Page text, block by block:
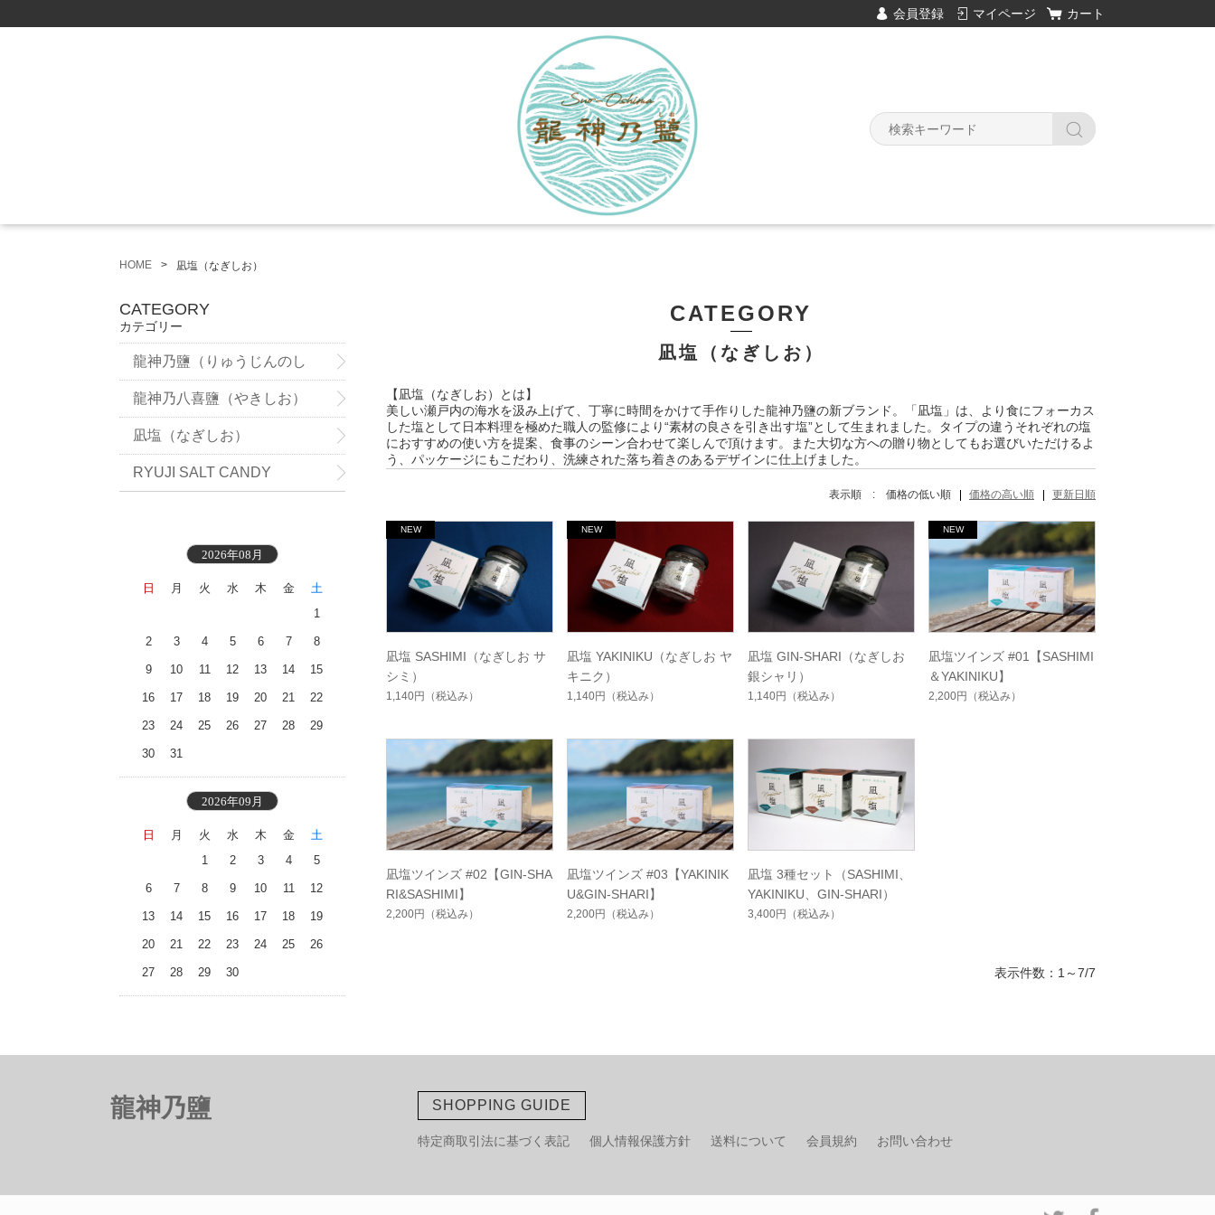
会員登録 マイページ カート
HOME 凪塩（なぎしお）
CATEGORY
凪塩（なぎしお）
【凪塩（なぎしお）とは】
美しい瀬戸内の海水を汲み上げて、丁寧に時間をかけて手作りした龍神乃鹽の新ブランド。「凪塩」は、より食にフォーカス
した塩として日本料理を極めた職人の監修により“素材の良さを引き出す塩”として生まれました。タイプの違うそれぞれの塩
におすすめの使い方を提案、食事のシーン合わせて楽しんで頂けます。また大切な方への贈り物としてもお選びいただけるよ
う、パッケージにもこだわり、洗練された落ち着きのあるデザインに仕上げました。
表示順 : 価格の低い順 価格の高い順 更新日順
凪塩 SASHIMI（なぎしお サ
シミ）
1,140円 （税込み）
凪塩 YAKINIKU（なぎしお ヤ
キニク）
1,140円 （税込み）
凪塩 GIN-SHARI（なぎしお
銀シャリ）
1,140円 （税込み）
凪塩ツインズ #01【SASHIMI
＆YAKINIKU】
2,200円 （税込み）
凪塩ツインズ #02【GIN-SHA
RI&SASHIMI】
2,200円 （税込み）
凪塩ツインズ #03【YAKINIK
U&GIN-SHARI】
2,200円 （税込み）
凪塩 3種セット（SASHIMI、
YAKINIKU、GIN-SHARI）
3,400円 （税込み）
表示件数：1～7/7
CATEGORY
カテゴリー
龍神乃鹽（りゅうじんのし
お）
龍神乃八喜鹽（やきしお）
凪塩（なぎしお）
RYUJI SALT CANDY
2026年08月
日 月 火 水 木 金
土
1
2 3 4 5 6 7 8
9 10 11 12 13 14 15
16 17 18 19 20 21 22
23 24 25 26 27 28 29
30 31
2026年09月
日 月 火 水 木 金
土
1
2 3 4 5
6 7 8 9 10 11 12
13 14 15 16 17 18 19
20 21 22 23 24 25 26
27 28 29 30
SHOPPING GUIDE
特定商取引法に基づく表記 個人情報保護方針 送料について 会員規約 お問い合わせ
龍神乃鹽